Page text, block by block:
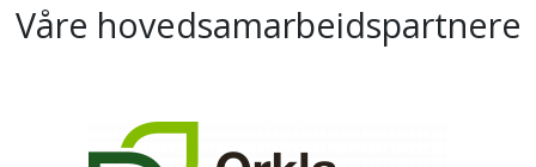
Våre hovedsamarbeidspartnere